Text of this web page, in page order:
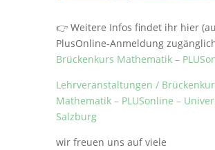
👉 Weitere Infos findet ihr hier
PlusOnline-Anmeldung
Brückenkurs Mathematik –
Lehrveranstaltungen /
Mathematik – PLUSonline –
Salzburg
wir freuen uns auf viele